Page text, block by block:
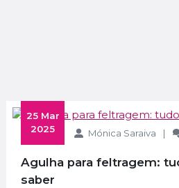
Mónica Saraiva
2025
Agulha para feltragem: tudo o que precisas
saber